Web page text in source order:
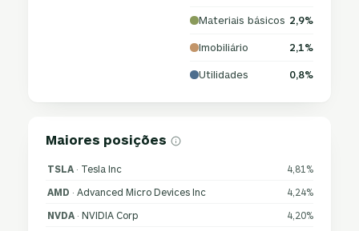
Materiais básicos 2,9%
Imobiliário 2,1%
Utilidades 0,8%
Maiores posições
TSLA · Tesla Inc 4,81%
AMD · Advanced Micro Devices Inc 4,24%
NVDA · NVIDIA Corp 4,20%